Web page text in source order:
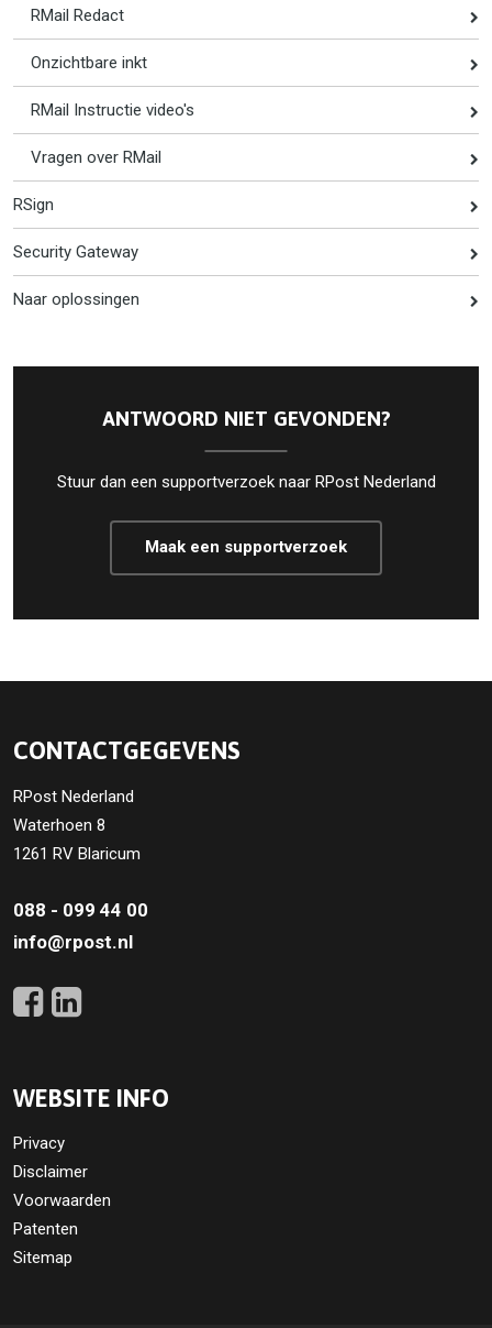
RMail Redact
Onzichtbare inkt
RMail Instructie video's
Vragen over RMail
RSign
Security Gateway
Naar oplossingen
ANTWOORD NIET GEVONDEN?
Stuur dan een supportverzoek naar RPost Nederland
Maak een supportverzoek
CONTACTGEGEVENS
RPost Nederland
Waterhoen 8
1261 RV Blaricum
088 - 099 44 00
info@rpost.nl
WEBSITE INFO
Privacy
Disclaimer
Voorwaarden
Patenten
Sitemap